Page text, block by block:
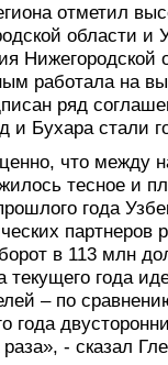
отметил
области и
Нижегородской
работала на
ряд
и Бухара стали
что между
тесное и
года
партнеров
в 113 млн
текущего года
– по
года
раза», - сказал